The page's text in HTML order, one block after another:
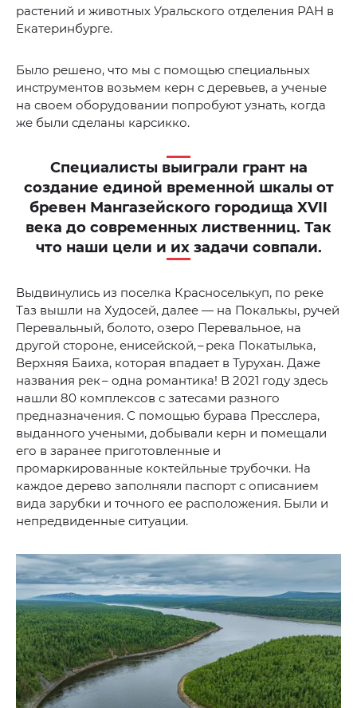
растений и животных Уральского отделения РАН в
Екатеринбурге.
Было решено, что мы с помощью специальных
инструментов возьмем керн с деревьев, а ученые
на своем оборудовании попробуют узнать, когда
же были сделаны карсикко.
Специалисты выиграли грант на
создание единой временной шкалы от
бревен Мангазейского городища XVII
века до современных лиственниц. Так
что наши цели и их задачи совпали.
Выдвинулись из поселка Красноселькуп, по реке
Таз вышли на Худосей, далее — на Покалькы, ручей
Перевальный, болото, озеро Перевальное, на
другой стороне, енисейской, – река Покатылька,
Верхняя Баиха, которая впадает в Турухан. Даже
названия рек – одна романтика! В 2021 году здесь
нашли 80 комплексов с затесами разного
предназначения. С помощью бурава Пресслера,
выданного учеными, добывали керн и помещали
его в заранее приготовленные и
промаркированные коктейльные трубочки. На
каждое дерево заполняли паспорт с описанием
вида зарубки и точного ее расположения. Были и
непредвиденные ситуации.